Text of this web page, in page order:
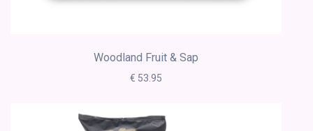
Woodland Fruit & Sap
€ 53.95